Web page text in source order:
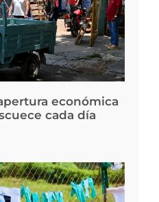
económica
cada día